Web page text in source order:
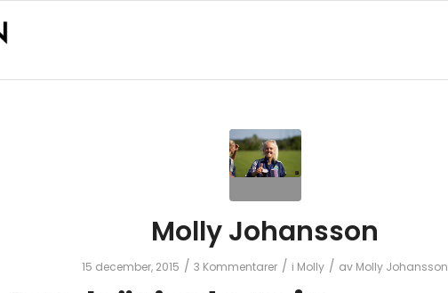
Molly Johansson
15 december, 2015 / 3 Kommentarer / i Molly / av Molly Johansson